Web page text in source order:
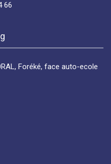
66
Foréké, face auto-ecole